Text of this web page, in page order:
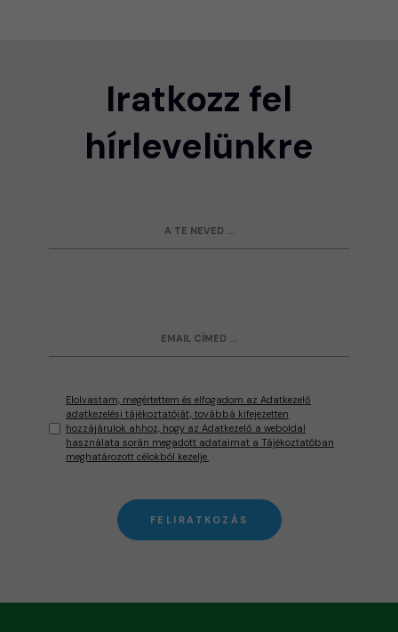
Iratkozz fel
hírlevelünkre
Elolvastam, megértettem és elfogadom az Adatkezelő
adatkezelési tájékoztatóját, továbbá kifejezetten
hozzájárulok ahhoz, hogy az Adatkezelő a weboldal
használata során megadott adataimat a Tájékoztatóban
meghatározott célokból kezelje.
FELIRATKOZÁS